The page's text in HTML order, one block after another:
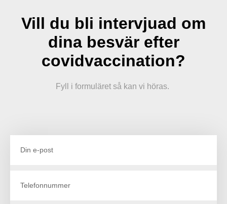
Vill du bli intervjuad om
dina besvär efter
covidvaccination?
Fyll i formuläret så kan vi höras.